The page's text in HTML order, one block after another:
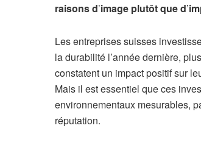
raisons d’image plutôt que d’
Les entreprises suisses
la durabilité l’année dernière,
constatent un impact positif sur
Mais il est essentiel que ces
environnementaux mesurables,
réputation.